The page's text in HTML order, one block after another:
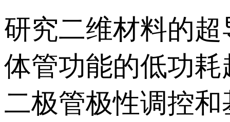
研究二维材料的
体管功能的低功
二极管极性调控